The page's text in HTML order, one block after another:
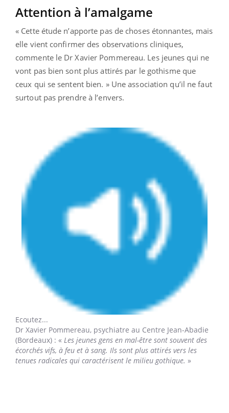
Attention à l’amalgame
« Cette étude n’apporte pas de choses étonnantes, mais
elle vient confirmer des observations cliniques,
commente le Dr Xavier Pommereau. Les jeunes qui ne
vont pas bien sont plus attirés par le gothisme que
ceux qui se sentent bien. » Une association qu’il ne faut
surtout pas prendre à l’envers.
Ecoutez...
Dr Xavier Pommereau, psychiatre au Centre Jean-Abadie
(Bordeaux) : « Les jeunes gens en mal-être sont souvent des
écorchés vifs, à feu et à sang. Ils sont plus attirés vers les
tenues radicales qui caractérisent le milieu gothique. »